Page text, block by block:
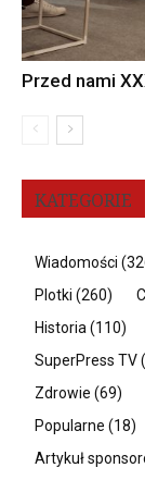
Przed nami
KATEGORIE
Wiadomości
Plotki (260)
Historia (110)
SuperPress TV
Zdrowie (69)
Popularne (18)
Artykuł